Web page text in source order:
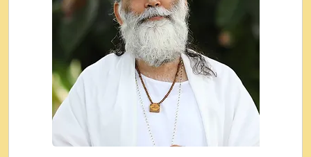
तन हल दल द सनव मड उतत सर रख क, नल रव त
गल लग जव त सर उतत हथ रख द!.mp3
तू कर प्रीतम से प्रीत, यूहीं दिन बीतते जाते हैं ।
2018 - Rishikesh - Swami Gyananand Ji
Maharaj.mp3
न म गवद गपल गद फर, पयर महन न रझद फर! shri